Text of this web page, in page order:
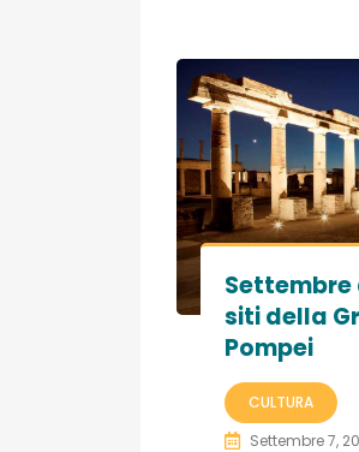
Settembre
siti della
Pompei
CULTURA
Settembre 7,